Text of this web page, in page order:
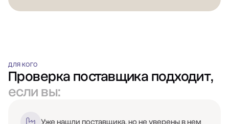
ДЛЯ КОГО
Проверка поставщика подходит,
если вы: